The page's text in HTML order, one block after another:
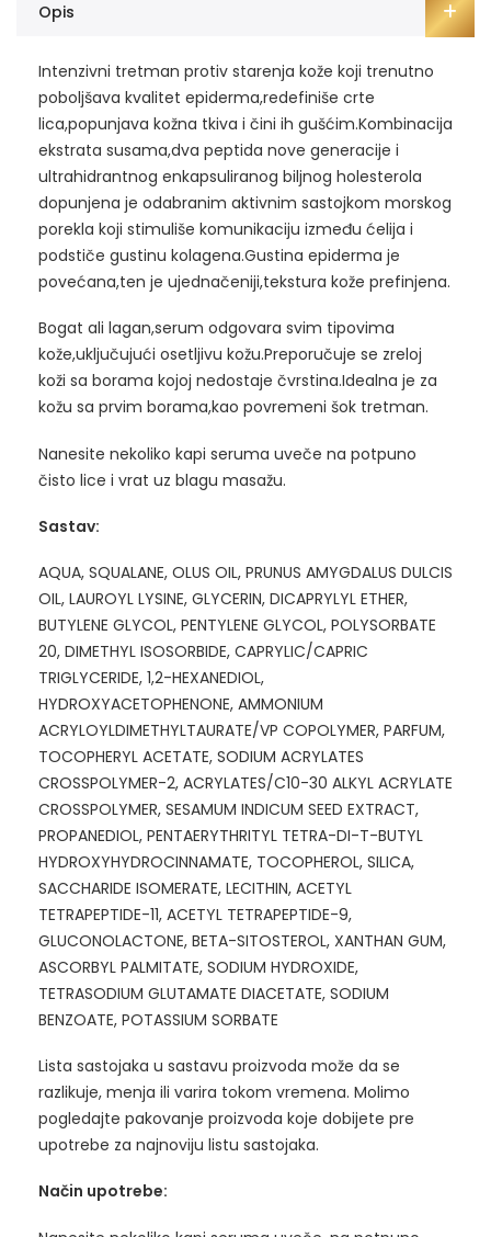
Opis
Intenzivni tretman protiv starenja kože koji trenutno
poboljšava kvalitet epiderma,redefiniše crte
lica,popunjava kožna tkiva i čini ih gušćim.Kombinacija
ekstrata susama,dva peptida nove generacije i
ultrahidrantnog enkapsuliranog biljnog holesterola
dopunjena je odabranim aktivnim sastojkom morskog
porekla koji stimuliše komunikaciju između ćelija i
podstiče gustinu kolagena.Gustina epiderma je
povećana,ten je ujednačeniji,tekstura kože prefinjena.
Bogat ali lagan,serum odgovara svim tipovima
kože,uključujući osetljivu kožu.Preporučuje se zreloj
koži sa borama kojoj nedostaje čvrstina.Idealna je za
kožu sa prvim borama,kao povremeni šok tretman.
Nanesite nekoliko kapi seruma uveče na potpuno
čisto lice i vrat uz blagu masažu.
Sastav:
AQUA, SQUALANE, OLUS OIL, PRUNUS AMYGDALUS DULCIS
OIL, LAUROYL LYSINE, GLYCERIN, DICAPRYLYL ETHER,
BUTYLENE GLYCOL, PENTYLENE GLYCOL, POLYSORBATE
20, DIMETHYL ISOSORBIDE, CAPRYLIC/CAPRIC
TRIGLYCERIDE, 1,2-HEXANEDIOL,
HYDROXYACETOPHENONE, AMMONIUM
ACRYLOYLDIMETHYLTAURATE/VP COPOLYMER, PARFUM,
TOCOPHERYL ACETATE, SODIUM ACRYLATES
CROSSPOLYMER-2, ACRYLATES/C10-30 ALKYL ACRYLATE
CROSSPOLYMER, SESAMUM INDICUM SEED EXTRACT,
PROPANEDIOL, PENTAERYTHRITYL TETRA-DI-T-BUTYL
HYDROXYHYDROCINNAMATE, TOCOPHEROL, SILICA,
SACCHARIDE ISOMERATE, LECITHIN, ACETYL
TETRAPEPTIDE-11, ACETYL TETRAPEPTIDE-9,
GLUCONOLACTONE, BETA-SITOSTEROL, XANTHAN GUM,
ASCORBYL PALMITATE, SODIUM HYDROXIDE,
TETRASODIUM GLUTAMATE DIACETATE, SODIUM
BENZOATE, POTASSIUM SORBATE
Lista sastojaka u sastavu proizvoda može da se
razlikuje, menja ili varira tokom vremena. Molimo
pogledajte pakovanje proizvoda koje dobijete pre
upotrebe za najnoviju listu sastojaka.
Način upotrebe: